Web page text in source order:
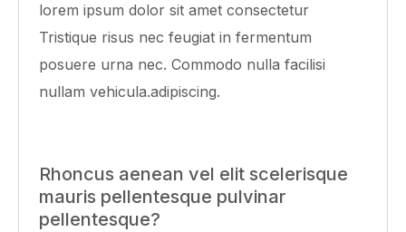
lorem ipsum dolor sit amet consectetur
Tristique risus nec feugiat in fermentum
posuere urna nec. Commodo nulla facilisi
nullam vehicula.adipiscing.
Rhoncus aenean vel elit scelerisque
mauris pellentesque pulvinar
pellentesque?